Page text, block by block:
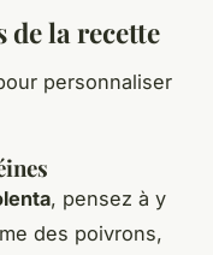
la recette
personnaliser
, pensez à y
des poivrons,